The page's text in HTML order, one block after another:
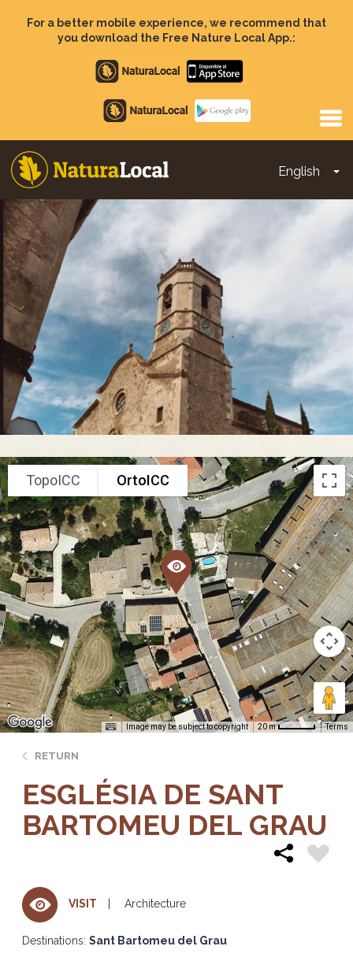
For a better mobile experience, we recommend that
you download the Free Nature Local App.:
Apple
store
Google
Play
English
Main
navigation
TopoICC OrtoICC
Image may be subject to copyright 20 m Terms
RETURN
ESGLÉSIA DE SANT
BARTOMEU DEL GRAU
VISIT Architecture
Destinations: Sant Bartomeu del Grau